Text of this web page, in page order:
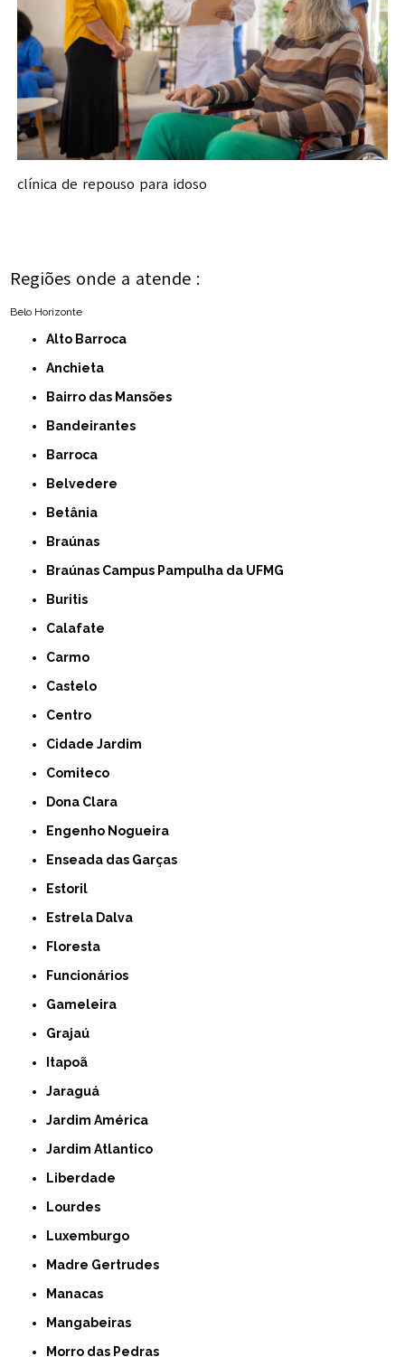
clínica de repouso para idoso
Regiões onde a atende :
Belo Horizonte
Alto Barroca
Anchieta
Bairro das Mansões
Bandeirantes
Barroca
Belvedere
Betânia
Braúnas
Braúnas Campus Pampulha da UFMG
Buritis
Calafate
Carmo
Castelo
Centro
Cidade Jardim
Comiteco
Dona Clara
Engenho Nogueira
Enseada das Garças
Estoril
Estrela Dalva
Floresta
Funcionários
Gameleira
Grajaú
Itapoã
Jaraguá
Jardim América
Jardim Atlantico
Liberdade
Lourdes
Luxemburgo
Madre Gertrudes
Manacas
Mangabeiras
Morro das Pedras